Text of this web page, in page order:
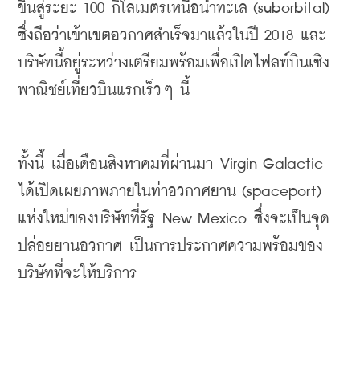
ขึ้นสู่ระยะ 100 กิโลเมตรเหนือน้ำทะเล
ซึ่งถือว่าเข้าเขตอวกาศสำเร็จมาแล้วในปี 2018 และ
บริษัทนี้อยู่ระหว่างเตรียมพร้อมเพื่อเปิดไฟลท์บินเชิง
พาณิชย์เที่ยวบินแรกเร็วๆ นี้
ทั้งนี้ เมื่อเดือนสิงหาคมที่ผ่านมา
ได้เปิดเผยภาพภายในท่าอวกาศยาน
แห่งใหม่ของบริษัทที่รัฐ New Mexico ซึ่งจะเป็นจุด
ปล่อยยานอวกาศ เป็นการประกาศความพร้อมของ
บริษัทที่จะให้บริการ